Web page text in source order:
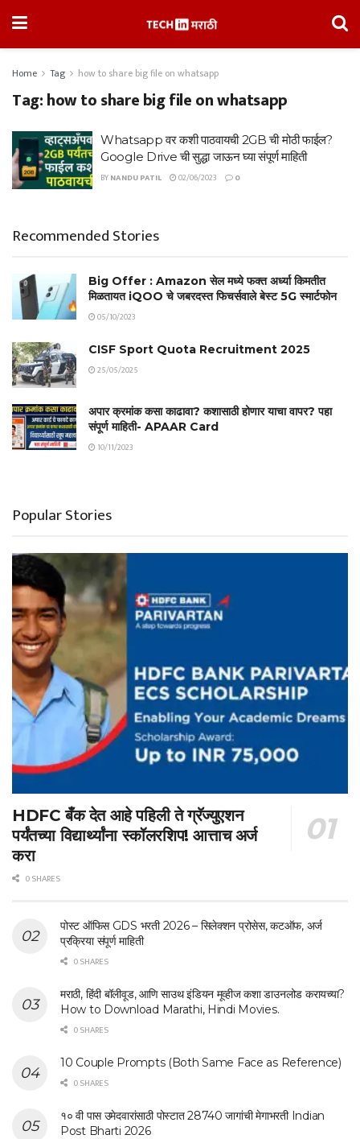
Home Tag how to share big file on whatsapp
Tag:how to share big file on whatsapp
Whatsapp वर कशी पाठवायची 2GB ची मोठी फाईल?
Google Drive ची सुद्धा जाऊन घ्या संपूर्ण माहिती
BYNANDU PATIL 02/06/2023 0
Recommended Stories
Big Offer : Amazon सेल मध्ये फक्त अर्ध्या किमतीत
मिळतायत iQOO चे जबरदस्त फिचर्सवाले बेस्ट 5G स्मार्टफोन
05/10/2023
CISF Sport Quota Recruitment 2025
25/05/2025
अपार क्रमांक कसा काढावा? कशासाठी होणार याचा वापर? पहा
संपूर्ण माहिती- APAAR Card
10/11/2023
Popular Stories
HDFC बँक देत आहे पहिली ते ग्रॅज्युएशन
पर्यंतच्या विद्यार्थ्यांना स्कॉलरशिप! आत्ताच अर्ज
करा
0 SHARES
पोस्ट ऑफिस GDS भरती 2026 – सिलेक्शन प्रोसेस, कटऑफ, अर्ज
प्रक्रिया संपूर्ण माहिती
0 SHARES
मराठी, हिंदी बॉलीवूड, आणि साउथ इंडियन मूव्हीज कशा डाउनलोड करायच्या?
How to Download Marathi, Hindi Movies.
0 SHARES
10 Couple Prompts (Both Same Face as Reference)
0 SHARES
१० वी पास उमेदवारांसाठी पोस्टात 28740 जागांची मेगाभरती Indian
Post Bharti 2026